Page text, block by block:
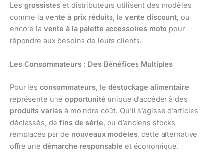
Les grossistes et distributeurs utilisent des modèles
comme la vente à prix réduits, la vente discount, ou
encore la vente à la palette accessoires moto pour
répondre aux besoins de leurs clients.
Les Consommateurs : Des Bénéfices Multiples
Pour les consommateurs, le déstockage alimentaire
représente une opportunité unique d’accéder à des
produits variés à moindre coût. Qu’il s’agisse d’articles
déclassés, de fins de série, ou d’anciens stocks
remplacés par de nouveaux modèles, cette alternative
offre une démarche responsable et économique.